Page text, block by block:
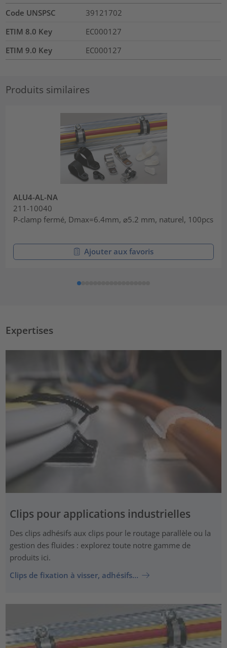
Code UNSPSC
39121702
ETIM 8.0 Key
EC000127
ETIM 9.0 Key
EC000127
Produits similaires
ALU4-AL-NA
211-10040
P-clamp fermé, Dmax=6.4mm, ⌀5.2 mm, naturel, 100pcs
Ajouter aux favoris
Expertises
Clips pour applications industrielles
Des clips adhésifs aux clips pour le routage parallèle ou la
gestion des fluides : explorez toute notre gamme de
produits ici.
Clips de fixation à visser, adhésifs…